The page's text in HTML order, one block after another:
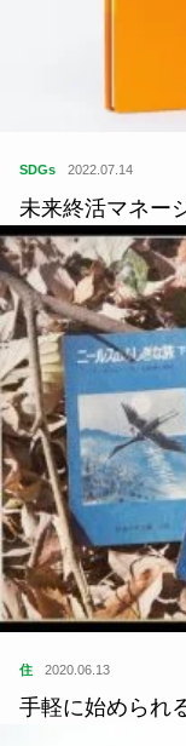
SDGs 2022.07.14
未来終活マネー
住 2020.06.13
手軽に始められ